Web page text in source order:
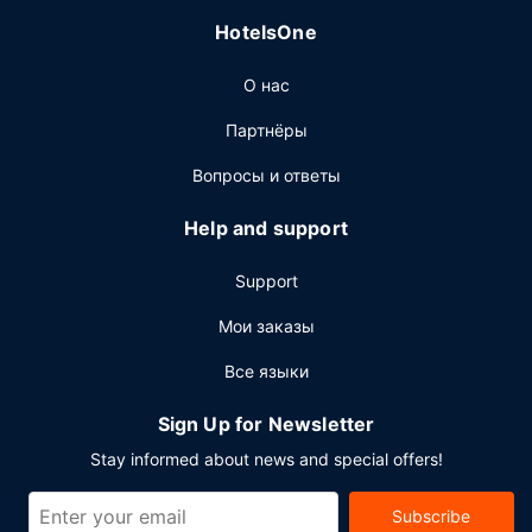
Residence Inn by Marriott Regina. Время от времени
закусками. Это прекрасная возможность развлечься и
познакомиться с другими постояльцами. Ежедневно
предлагается бесплатный завтрак. Тип завтрака —
Для удобства гостей предоставляется следующее:
или прачечная. Предоставляется самостоятельная
парковка (за дополнительную плату).
HotelsOne
О нас
Партнёры
Вопросы и ответы
Help and support
Support
Мои заказы
Все языки
Sign Up for Newsletter
Stay informed about news and special offers!
Subscribe